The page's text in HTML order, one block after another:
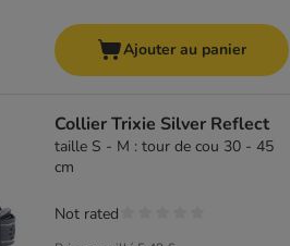
Ajouter au panier
Collier Trixie Silver Reflect
taille S - M : tour de cou 30 - 45
cm
Not rated